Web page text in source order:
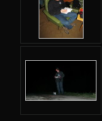
Podzimní 2013
Jarní 2013
Úvod
Karolínka
Přednášky-poznámky